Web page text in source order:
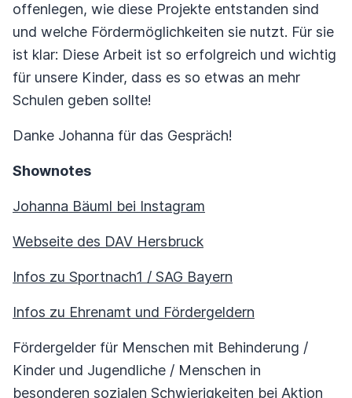
offenlegen, wie diese Projekte entstanden sind
und welche Fördermöglichkeiten sie nutzt. Für sie
ist klar: Diese Arbeit ist so erfolgreich und wichtig
für unsere Kinder, dass es so etwas an mehr
Schulen geben sollte!
Danke Johanna für das Gespräch!
Shownotes
Johanna Bäuml bei Instagram
Webseite des DAV Hersbruck
Infos zu Sportnach1 / SAG Bayern
Infos zu Ehrenamt und Fördergeldern
Fördergelder für Menschen mit Behinderung /
Kinder und Jugendliche / Menschen in
besonderen sozialen Schwierigkeiten bei Aktion